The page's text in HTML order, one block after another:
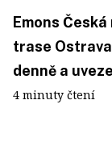
Emons
trase
denně a
4 minuty čtení